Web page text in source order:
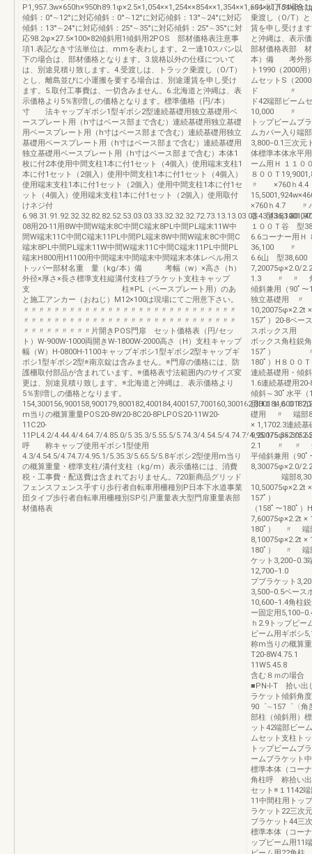
傾斜：0°∼12°に対応傾斜：0°∼12°に対応傾斜：13°∼24°に対応
傾斜：13°∼24°に対応傾斜：25°∼35°に対応傾斜：25°∼35°に対
応98.2φ×27.5×100×82傾斜用1傾斜用2POS 部材価格表注意事
項1.表記なき寸法単位は、mmを表わします。2.一連10スパン以
下の場合は、部材価格となります。3.規格以外の仕様について
は、別途見積り致します。4.受渡しは、トラック乗渡し（O/T）
とし、離島並びに小運搬を要する場合は、別途運賃を申し受け
ます。5.取付工事費は、一切含みません。6.北海道と沖縄は、表
示価格より5％割増しの価格となります。標準価格（円/本）
寸 法キャップギボシ1型ギボシ2型連続基礎用独立基礎用ベ
ースプレート用（h寸はベース部まで含む）連続基礎用独立基礎
用ベースプレート用（h寸はベース部まで含む）連続基礎用独立
基礎用ベースプレート用（h寸はベース部まで含む）連続基礎用
独立基礎用ベースプレート用（h寸はベース部まで含む）本体1
枚に付2本使用中間支柱1本に付1セット（4個入）使用端末支柱1
本に付1セット（2個入）使用中間支柱1本に付1セット（4個入）
使用端末支柱1本に付1セット（2個入）使用中間支柱1本に付1セ
ット（4個入）使用端末支柱1本に付1セット（2個入）使用取付
けネジ付
08用20-11用8W中間W端末8C中間C端末8PL中間PL端末11W中
間W端末11C中間C端末11PL中間PL端末8W中間W端末8C中間C
端末8PL中間PL端末11W中間W端末11C中間C端末11PL中間PL
端末H800用H1100用中間端末中間端末中間端末本体レベル用ス
トッパー部材名重 量（kg/本）備 考幅（w）×高さ（h）
外径×厚さ×長さ標準支柱縦溝付支柱ブラケット支柱キャップ
支 柱※PL（ベースプレート用）のあ
と施工アンカー（おねじ）M12×100は現場にてご用意下さい。
〃〃〃〃〃〃〃〃〃〃〃〃〃〃〃〃〃〃〃〃〃〃〃〃〃〃〃〃
〃〃〃〃〃〃〃〃〃〃〃〃〃〃〃〃〃〃〃〃〃〃〃〃〃〃〃〃
〃〃〃〃〃〃〃〃〃片開きPOS門扉 セット価格表（円/セッ
ト）W-900W-1000両開きW-1800W-2000高さ（H）支柱キャップ
幅（W）H-0800H-1100キャップギボシ1型ギボシ2型キャップギ
ボシ1型ギボシ2型※南京錠は含みません。※門扉の価格には、防
護柵取付部品が含まれています。※価格表寸法範囲内のサイズ変
更は、別途見積り致します。※北海道と沖縄は、表示価格より
5％割増しの価格となります。
m当りの概算重量POS20-8W20-8C20-8PLPOS20-11W20-
11C20-
11PL4.2/4.44.4/4.64.7/4.85.0/5.35.3/5.55.5/5.74.3/4.54.5/4.74.7/4.95.1/5.35.3/
呼 称キャップ使用ギボシ1型使用
4.3/4.54.5/4.74.7/4.95.1/5.35.3/5.65.5/5.8ギボシ2型使用m当り
の概算重量・標準支柱/溝付支柱（kg/m）表示価格には、消費
税・工事費・配送費は含まれておりません。720新商品グリッド
フェンスフェンス手すり歩行者自転車用柵種別P日本下水道事業
団タイプ歩行者自転車用柵種別SP引戸重量表大型門扉重量表部
材価格表
パン以下の場合
乗渡し（O/T）
賃を申し受けま
と沖縄は、表示
部材価格表部
本）備 考外形×
ト1990（2000
ムセットS（
ド 〃 R（
ド42端部ビーム
10,000 〃
トップビームブ
ムカバー入り端
3,800−0.1三次
体標準本体水平
ーム用Ｈ １１
８００Ｔ
〃 ×760ｈ4.4
×760ｈ4.7 〃バ
谷 型
１００Ｔ谷
6.6コーナー用
36,100 〃 5.3
6.6山 型
7,20075φ×2.0/
1.3 〃 〃 角柱
傾斜兼用（90ﾟ
独立基礎用
10,20075φ×2.2t
157ﾟ）20-8ベー
スボックス
ボックス角柱
157ﾟ） 〃
180ﾟ）H８００
連続基礎用・傾
1.6連続基礎用
傾斜～30ﾟ水平
用H１１００Ｔ
礎用 〃 端部
× 1,1702.3連続基
9,20075φ×2.0/
2.1 〃 〃 角柱
平傾斜兼用（90ﾟ
端部8,300〃
157ﾟ）
（158ﾟ～180ﾟ
7,60075φ×2.2t ×
180ﾟ） 〃 端部
8,10075φ×2.2t ×
180ﾟ） 〃 端部
ケット3,200−0.3
プブラケット
3,500−0.5ベース
10,600−1.4角柱
ー固定用
ｈ2.9トップビ
ビーム用ギボシ
称m当りの概算
T20-
11W5.45.8
含む８ｍの場合
■PN-I-T 拾い出
ラケット傾斜角
90゜∼157゜〈角
部柱（傾斜用）
ット42端部ビー
ムセット支柱ト
トップビームブ
ームブラケット
標準本体（コー
角柱呼 称拾い出
セット※１1142
11中間柱用トッ
ラケット22三次
ブラケット44三
標準本体（コー
ップビーム用11